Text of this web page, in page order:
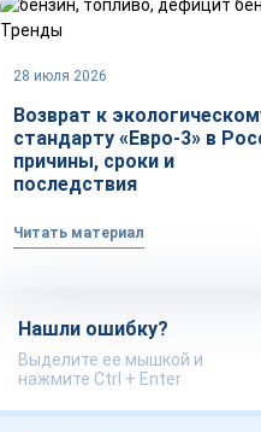
Тренды
28 июля 2026
Возврат к
стандарту «Евро-3» в
причины, сроки и
последствия
Читать материал
Нашли ошибку?
Выделите ее мышкой и
нажмите Ctrl + Enter